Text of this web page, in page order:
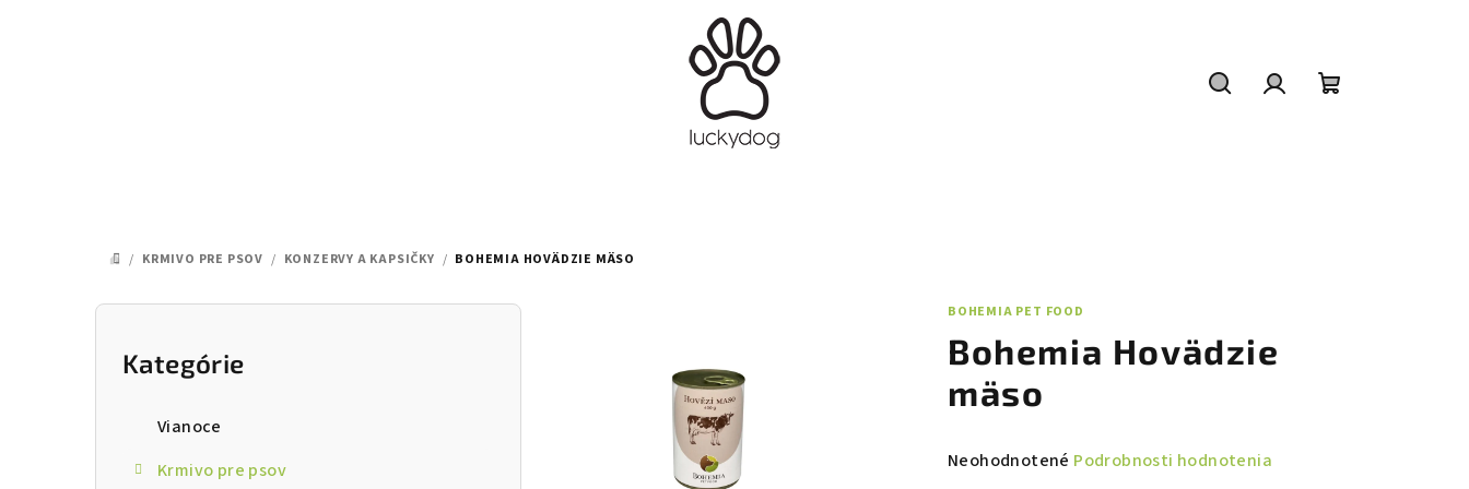
DOMOV
/ KRMIVO PRE PSOV / KONZERVY A KAPSIČKY / BOHEMIA HOVÄDZIE MÄSO
B
Preskočiť
kategórie
Kategórie
Vianoce
Krmivo pre psov
BOHEMIA PET FOOD
Bohemia Hovädzie
mäso
Priemerné
Neohodnotené Podrobnosti hodnotenia